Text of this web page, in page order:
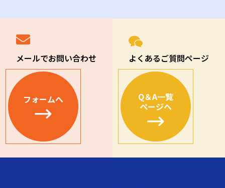
メールでお問い合わせ
フォームへ
よくあるご質問ページ
Q＆A一覧
ページへ